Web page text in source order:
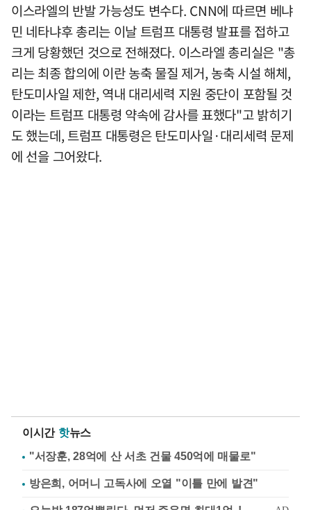
이스라엘의 반발 가능성도 변수다. CNN에 따르면 베냐
민 네타냐후 총리는 이날 트럼프 대통령 발표를 접하고
크게 당황했던 것으로 전해졌다. 이스라엘 총리실은 "총
리는 최종 합의에 이란 농축 물질 제거, 농축 시설 해체,
탄도미사일 제한, 역내 대리세력 지원 중단이 포함될 것
이라는 트럼프 대통령 약속에 감사를 표했다"고 밝히기
도 했는데, 트럼프 대통령은 탄도미사일·대리세력 문제
에 선을 그어왔다.
이시간 핫뉴스
"서장훈, 28억에 산 서초 건물 450억에 매물로"
방은희, 어머니 고독사에 오열 "이틀 만에 발견"